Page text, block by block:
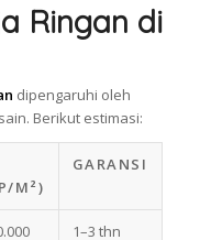
Ringan di
dipengaruhi oleh
Berikut estimasi:
M²)
GARANSI
1–3 thn